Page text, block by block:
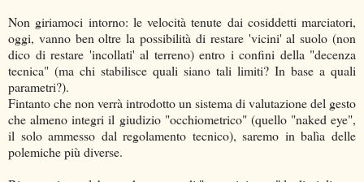
Non giriamoci intorno: le velocità tenute dai cosiddetti marciatori,
oggi, vanno ben oltre la possibilità di restare 'vicini' al suolo (non
dico di restare 'incollati' al terreno) entro i confini della "decenza
tecnica" (ma chi stabilisce quali siano tali limiti? In base a quali
parametri?).
Fintanto che non verrà introdotto un sistema di valutazione del gesto
che almeno integri il giudizio "occhiometrico" (quello "naked eye",
il solo ammesso dal regolamento tecnico), saremo in balìa delle
polemiche più diverse.